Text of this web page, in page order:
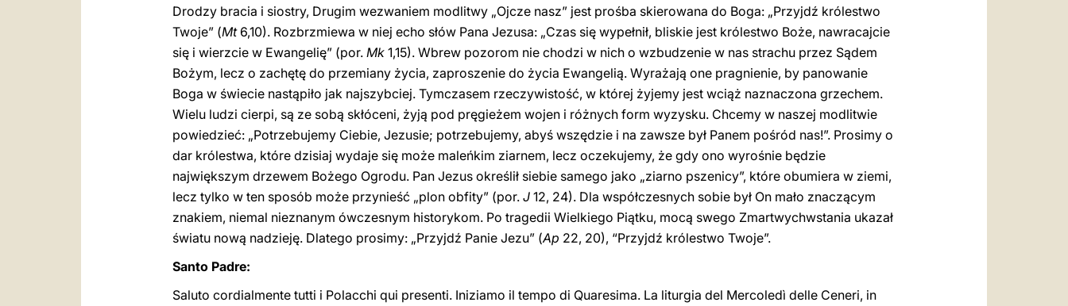
Drodzy bracia i siostry, Drugim wezwaniem modlitwy „Ojcze nasz” jest prośba skierowana do Boga: „Przyjdź królestwo
Twoje” (Mt6,10). Rozbrzmiewa w niej echo słów Pana Jezusa: „Czas się wypełnił, bliskie jest królestwo Boże, nawracajcie
się i wierzcie w Ewangelię” (por. Mk 1,15). Wbrew pozorom nie chodzi w nich o wzbudzenie w nas strachu przez Sądem
Bożym, lecz o zachętę do przemiany życia, zaproszenie do życia Ewangelią. Wyrażają one pragnienie, by panowanie
Boga w świecie nastąpiło jak najszybciej. Tymczasem rzeczywistość, w której żyjemy jest wciąż naznaczona grzechem.
Wielu ludzi cierpi, są ze sobą skłóceni, żyją pod pręgieżem wojen i różnych form wyzysku. Chcemy w naszej modlitwie
powiedzieć: „Potrzebujemy Ciebie, Jezusie; potrzebujemy, abyś wszędzie i na zawsze był Panem pośród nas!”. Prosimy o
dar królestwa, które dzisiaj wydaje się może maleńkim ziarnem, lecz oczekujemy, że gdy ono wyrośnie będzie
największym drzewem Bożego Ogrodu. Pan Jezus określił siebie samego jako „ziarno pszenicy”, które obumiera w ziemi,
lecz tylko w ten sposób może przynieść „plon obfity” (por. J 12, 24). Dla współczesnych sobie był On mało znaczącym
znakiem, niemal nieznanym ówczesnym historykom. Po tragedii Wielkiego Piątku, mocą swego Zmartwychwstania ukazał
światu nową nadzieję. Dlatego prosimy: „Przyjdź Panie Jezu” (Ap 22, 20), “Przyjdź królestwo Twoje”.
Santo Padre:
Saluto cordialmente tutti i Polacchi qui presenti. Iniziamo il tempo di Quaresima. La liturgia del Mercoledì delle Ceneri, in